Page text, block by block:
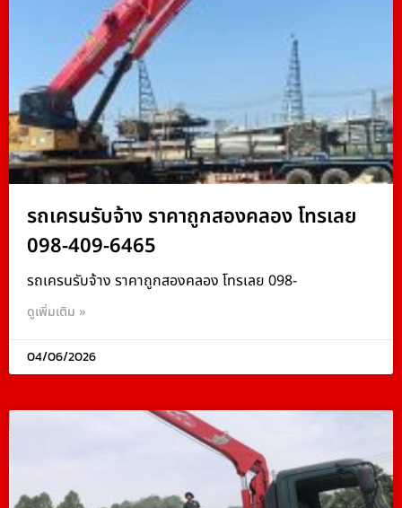
รถเครนรับจ้าง ราคาถูกสองคลอง โทรเลย
098-409-6465
รถเครนรับจ้าง ราคาถูกสองคลอง โทรเลย 098-
ดูเพิ่มเติม »
04/06/2026